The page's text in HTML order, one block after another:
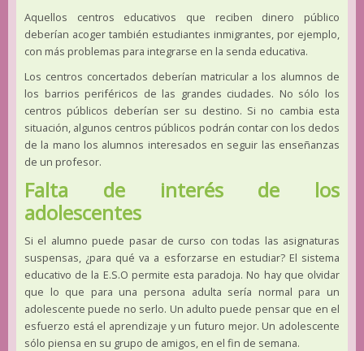
Aquellos centros educativos que reciben dinero público
deberían acoger también estudiantes inmigrantes, por ejemplo,
con más problemas para integrarse en la senda educativa.
Los centros concertados deberían matricular a los alumnos de
los barrios periféricos de las grandes ciudades. No sólo los
centros públicos deberían ser su destino. Si no cambia esta
situación, algunos centros públicos podrán contar con los dedos
de la mano los alumnos interesados en seguir las enseñanzas
de un profesor.
Falta de interés de los
adolescentes
Si el alumno puede pasar de curso con todas las asignaturas
suspensas, ¿para qué va a esforzarse en estudiar? El sistema
educativo de la E.S.O permite esta paradoja. No hay que olvidar
que lo que para una persona adulta sería normal para un
adolescente puede no serlo. Un adulto puede pensar que en el
esfuerzo está el aprendizaje y un futuro mejor. Un adolescente
sólo piensa en su grupo de amigos, en el fin de semana.